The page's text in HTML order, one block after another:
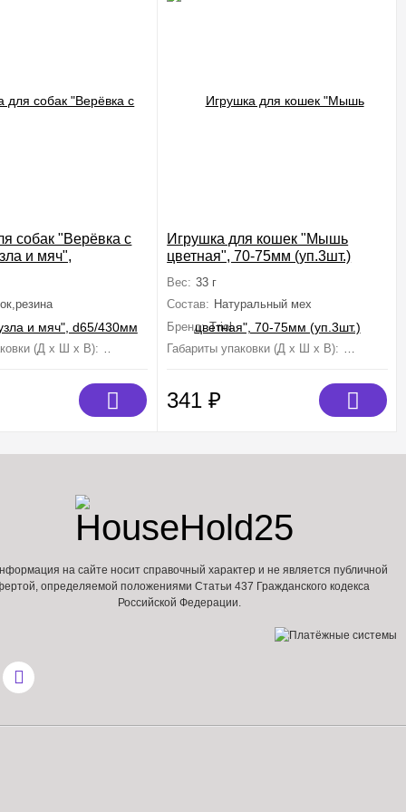
собак "Верёвка с
и мяч",
(Д х Ш х В): 430 мм×65 мм×65 мм
Игрушка для кошек "Мышь
цветная", 70-75мм (уп.3шт.)
Вес: 33 г
Состав: Натуральный мех
Бренд: Triol
Габариты упаковки (Д х Ш х В): 70 мм×0
341₽
на сайте носит справочный характер и не является публичной
определяемой положениями Статьи 437 Гражданского кодекса
Российской Федерации.